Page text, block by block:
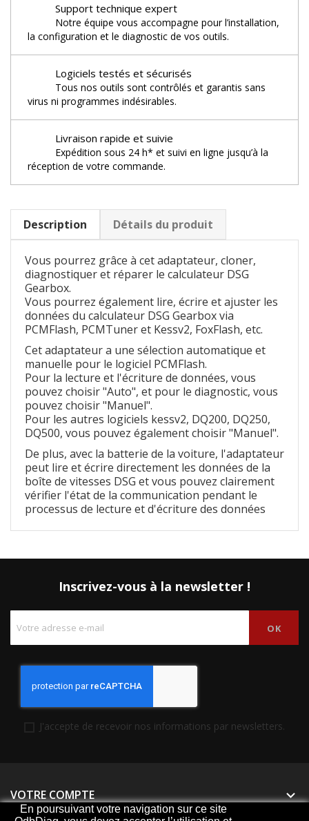
Support technique expert
Notre équipe vous accompagne pour l’installation,
la configuration et le diagnostic de vos outils.
Logiciels testés et sécurisés
Tous nos outils sont contrôlés et garantis sans
virus ni programmes indésirables.
Livraison rapide et suivie
Expédition sous 24 h* et suivi en ligne jusqu’à la
réception de votre commande.
Description Détails du produit
Vous pourrez grâce à cet adaptateur, cloner,
diagnostiquer et réparer le calculateur DSG
Gearbox.
Vous pourrez également lire, écrire et ajuster les
données du calculateur DSG Gearbox via
PCMFlash, PCMTuner et Kessv2, FoxFlash, etc.
Cet adaptateur a une sélection automatique et
manuelle pour le logiciel PCMFlash.
Pour la lecture et l'écriture de données, vous
pouvez choisir "Auto", et pour le diagnostic, vous
pouvez choisir "Manuel".
Pour les autres logiciels kessv2, DQ200, DQ250,
DQ500, vous pouvez également choisir "Manuel".
De plus, avec la batterie de la voiture, l'adaptateur
peut lire et écrire directement les données de la
boîte de vitesses DSG et vous pouvez clairement
vérifier l'état de la communication pendant le
processus de lecture et d'écriture des données
Inscrivez-vous à la newsletter !
J'accepte de recevoir nos informations par newsletters.
VOTRE COMPTE 
En poursuivant votre navigation sur ce site